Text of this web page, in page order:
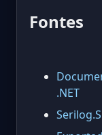
Fontes
.NET